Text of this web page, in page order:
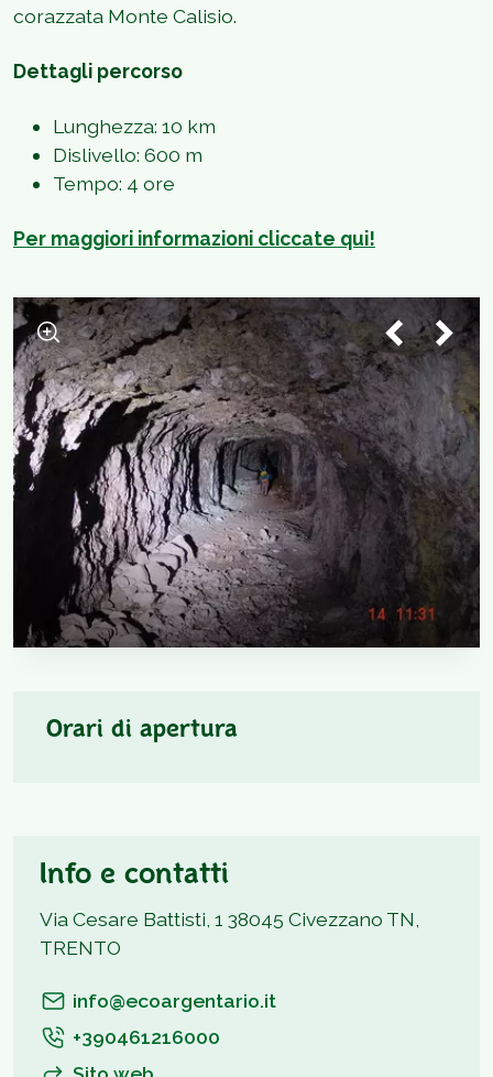
corazzata Monte Calisio.
Dettagli percorso
Lunghezza: 10 km
Dislivello: 600 m
Tempo: 4 ore
Per maggiori informazioni cliccate qui!
Orari di apertura
Info e contatti
Via Cesare Battisti, 1 38045 Civezzano TN,
TRENTO
info@ecoargentario.it
+390461216000